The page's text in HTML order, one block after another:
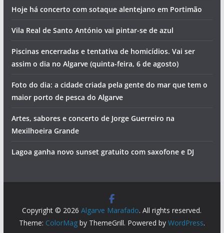
Hoje há concerto com sotaque alentejano em Portimão
Vila Real de Santo António vai pintar-se de azul
Piscinas encerradas e tentativa de homicídios. Vai ser
assim o dia no Algarve (quinta-feira, 6 de agosto)
Foto do dia: a cidade criada pela gente do mar que tem o
maior porto de pesca do Algarve
Artes, sabores e concerto de Jorge Guerreiro na
Mexilhoeira Grande
Lagoa ganha novo sunset gratuito com saxofone e DJ
Copyright © 2026Algarve Marafado. All rights reserved.
Theme: ColorMagby ThemeGrill. Powered by WordPress.